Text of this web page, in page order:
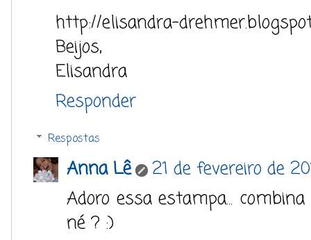
http://elisandra-
Beijos,
Elisandra
Responder
Respostas
Anna Lê
21 de fevereiro de
Adoro essa estampa...
né ? :)